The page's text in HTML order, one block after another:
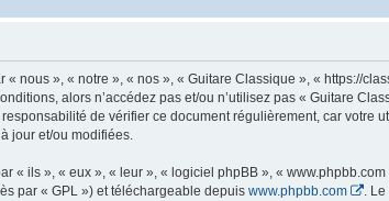
nous », « notre », « nos », « Guitare Classique », « https://
alors n’accédez pas et/ou n’utilisez pas « Guitare
de vérifier ce document régulièrement, car
jour et/ou modifiées.
« ils », « eux », « leur », « logiciel phpBB », «
par « GPL ») et téléchargeable depuis www.phpbb.com
.